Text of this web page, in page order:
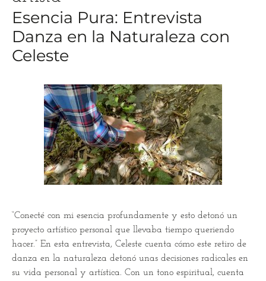
Esencia Pura: Entrevista
Danza en la Naturaleza con
Celeste
“Conecté con mi esencia profundamente y esto detonó un
proyecto artístico personal que llevaba tiempo queriendo
hacer.” En esta entrevista, Celeste cuenta cómo este retiro de
danza en la naturaleza detonó unas decisiones radicales en
su vida personal y artística. Con un tono espiritual, cuenta